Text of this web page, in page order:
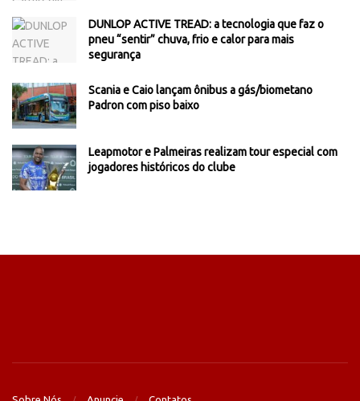
DUNLOP ACTIVE TREAD: a tecnologia que faz o
pneu “sentir” chuva, frio e calor para mais
segurança
Scania e Caio lançam ônibus a gás/biometano
Padron com piso baixo
Leapmotor e Palmeiras realizam tour especial com
jogadores históricos do clube